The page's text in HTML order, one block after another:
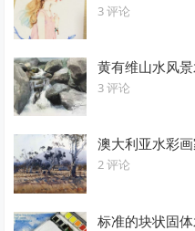
3 评论
黄有维山水风
3 评论
澳大利亚水彩
2 评论
标准的块状固